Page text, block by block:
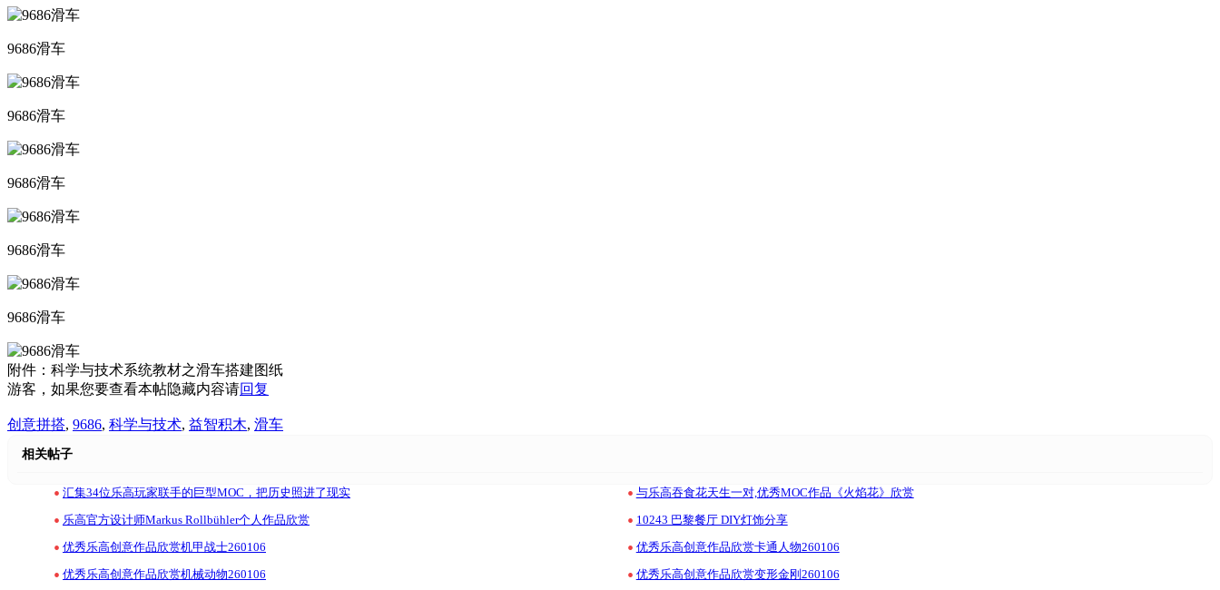
9686滑车
9686滑车
9686滑车
9686滑车
9686滑车
附件：科学与技术系统教材之滑车搭建图纸
游客，如果您要查看本帖隐藏内容请回复
创意拼搭, 9686, 科学与技术, 益智积木, 滑车
相关帖子
• 汇集34位乐高玩家联手的巨型MOC，把历史照进了现实 • 与乐高吞食花天生一对,优秀MOC作品《火焰花》欣赏
• 乐高官方设计师Markus Rollbühler个人作品欣赏 • 10243 巴黎餐厅 DIY灯饰分享
• 优秀乐高创意作品欣赏机甲战士260106 • 优秀乐高创意作品欣赏卡通人物260106
• 优秀乐高创意作品欣赏机械动物260106 • 优秀乐高创意作品欣赏变形金刚260106